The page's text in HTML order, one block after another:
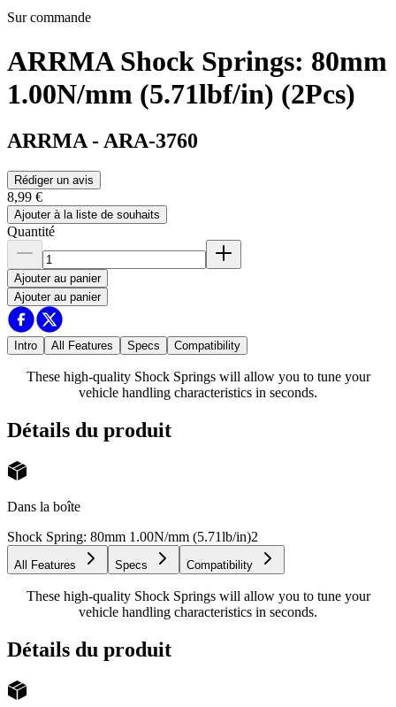
Sur commande
ARRMA Shock Springs: 80mm
1.00N/mm (5.71lbf/in) (2Pcs)
ARRMA - ARA-3760
Rédiger un avis
8,99 €
Ajouter à la liste de souhaits
Quantité
Ajouter au panier
Ajouter au panier
Intro All Features Specs Compatibility
These high-quality Shock Springs will allow you to tune your
vehicle handling characteristics in seconds.
Détails du produit
Dans la boîte
Shock Spring: 80mm 1.00N/mm (5.71lb/in)2
All Features Specs Compatibility
These high-quality Shock Springs will allow you to tune your
vehicle handling characteristics in seconds.
Détails du produit